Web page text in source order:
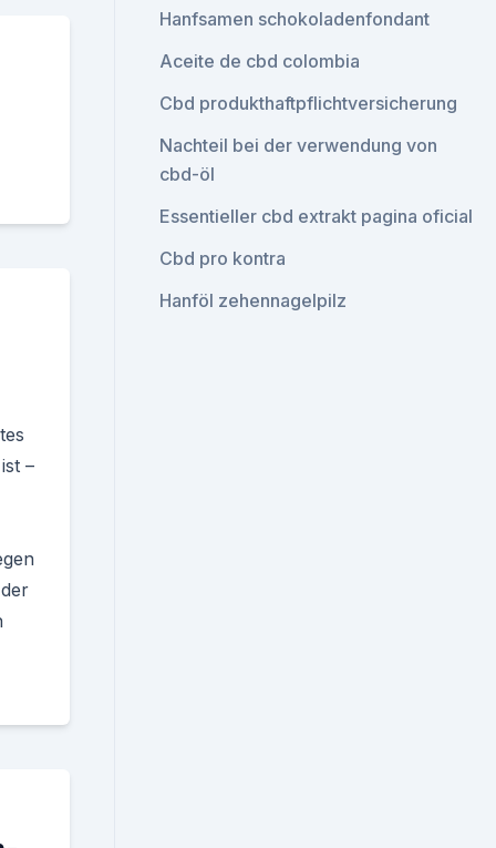
–
Hanfsamen schokoladenfondant
Aceite de cbd colombia
Cbd produkthaftpflichtversicherung
Nachteil bei der verwendung von
cbd-öl
Essentieller cbd extrakt pagina oficial
Cbd pro kontra
Hanföl zehennagelpilz